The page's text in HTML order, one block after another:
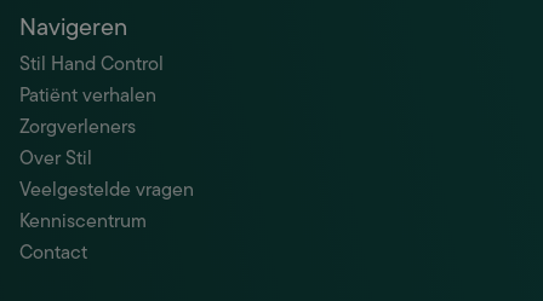
Navigeren
Stil Hand Control
Patiënt verhalen
Zorgverleners
Over Stil
Veelgestelde vragen
Kenniscentrum
Contact